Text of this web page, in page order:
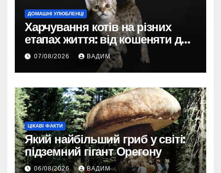
ДОМАШНІ УЛЮБЛЕНЦІ
Харчування котів на різних
етапах життя: від кошеняти до
літнього улюбленця
07/08/2026 ВАДИМ
ЦІКАВІ ФАКТИ
Який найбільший гриб у світі:
підземний гігант Орегону
06/08/2026 ВАДИМ